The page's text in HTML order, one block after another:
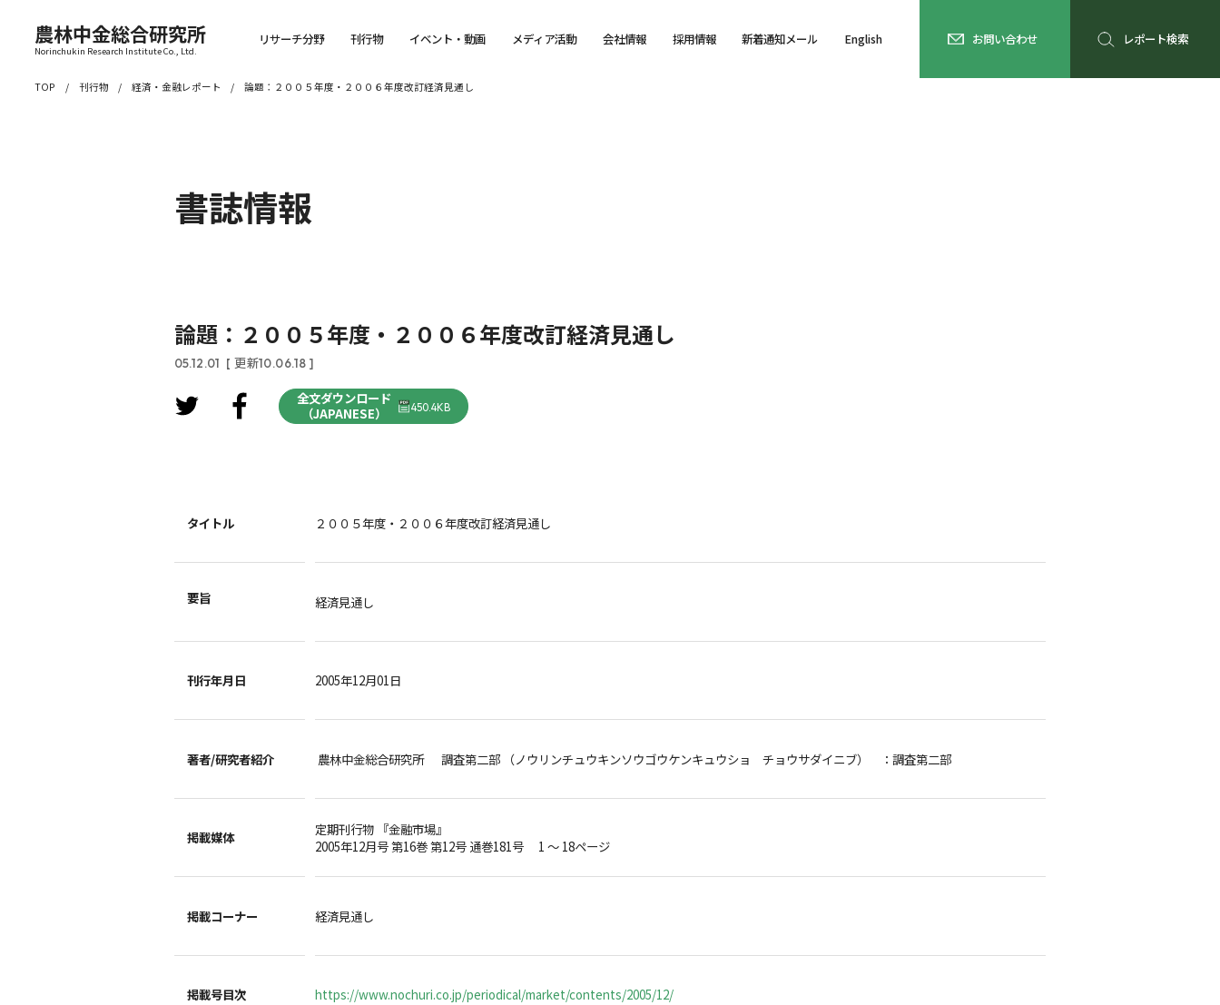
農林中金総合研究所
Norinchukin Research Institute Co., Ltd.
リサーチ分野 刊行物 イベント・動画 メディア活動 会社情報 採用情報 新着通知メール English お問い合わせ レポート検索
TOP 刊行物 経済・金融レポート 論題：２００５年度・２００６年度改訂経済見通し
書誌情報
論題：２００５年度・２００６年度改訂経済見通し
05.12.01 [ 更新10.06.18 ]
全文ダウンロード
（JAPANESE）
450.4KB
タイトル ２００５年度・２００６年度改訂経済見通し
要旨 経済見通し
刊行年月日 2005年12月01日
著者/研究者紹介 農林中金総合研究所 調査第二部 （ノウリンチュウキンソウゴウケンキュウショ チョウサダイニブ） ：調査第二部
掲載媒体
定期刊行物 『金融市場』
2005年12月号 第16巻 第12号 通巻181号 1 ～ 18ページ
掲載コーナー 経済見通し
掲載号目次 https://www.nochuri.co.jp/periodical/market/contents/2005/12/